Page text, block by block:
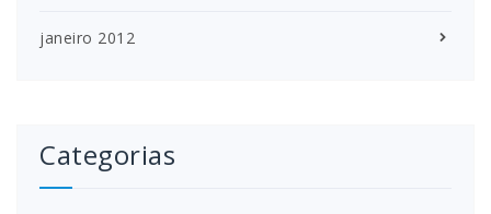
janeiro 2012
Categorias